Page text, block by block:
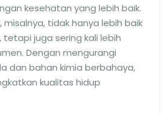
kesehatan yang lebih baik.
misalnya, tidak hanya lebih baik
tetapi juga sering kali lebih
Dengan mengurangi
dan bahan kimia berbahaya,
kualitas hidup